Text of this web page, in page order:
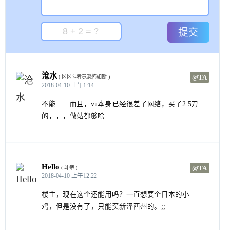
提交
沧水 @TA
( 区区斗者竟恐怖如斯 )
2018-04-10 上午1:14
不能……而且，vu本身已经很差了网络，买了2.5刀
的，，，做站都够呛
Hello @TA
( 斗帝 )
2018-04-10 上午12:22
楼主，现在这个还能用吗？一直想要个日本的小
鸡，但是没有了，只能买新泽西州的。;;